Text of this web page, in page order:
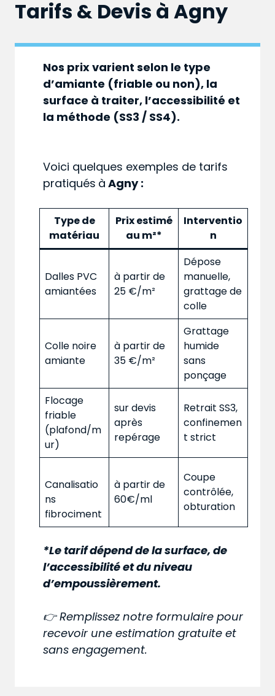
Tarifs & Devis à Agny
Nos prix varient selon le type
d’amiante (friable ou non), la
surface à traiter, l’accessibilité et
la méthode (SS3 / SS4).
Voici quelques exemples de tarifs
pratiqués à Agny :
Type de
matériau
Prix estimé
au m²*
Interventio
n
Dalles PVC
amiantées
à partir de
25 €/m²
Dépose
manuelle,
grattage de
colle
Colle noire
amiante
à partir de
35 €/m²
Grattage
humide
sans
ponçage
Flocage
friable
(plafond/m
ur)
sur devis
après
repérage
Retrait SS3,
confinemen
t strict
Canalisatio
ns
fibrociment
à partir de
60€/ml
Coupe
contrôlée,
obturation
*Le tarif dépend de la surface, de
l’accessibilité et du niveau
d’empoussièrement.
👉 Remplissez notre formulaire pour
recevoir une estimation gratuite et
sans engagement.